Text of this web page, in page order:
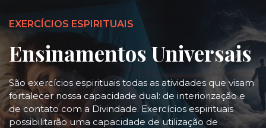
EXERCÍCIOS ESPIRITUAIS
Ensinamentos Universais
São exercícios espirituais todas as atividades que visam
fortalecer nossa capacidade dual: de interiorização e
de contato com a Divindade. Exercícios espirituais
possibilitarão uma capacidade de utilização de